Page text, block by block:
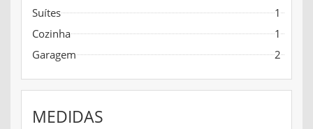
Suítes
1
Cozinha
1
Garagem
2
MEDIDAS